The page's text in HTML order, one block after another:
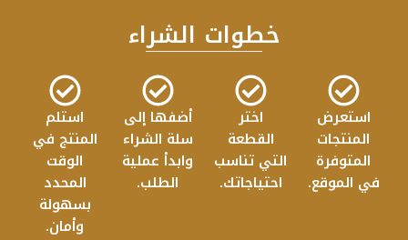
خطوات الشراء
استعرض
المنتجات
المتوفرة
في الموقع.
اختر
القطعة
التي تناسب
احتياجاتك.
أضفها إلى
سلة الشراء
وابدأ عملية
الطلب.
استلم
المنتج في
الوقت
المحدد
بسهولة
وأمان.